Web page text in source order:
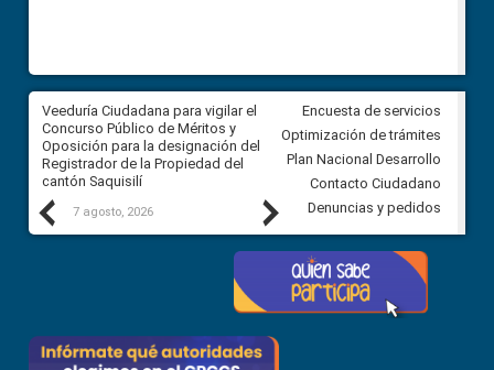
Previous
Veeduría Ciudadana para vigilar el
Concurso Público de Méritos y
Oposición para la designación del
Registrador de la Propiedad del
cantón Saquisilí
7 agosto, 2026
Veeduría Ciudadana para
construcción del asfaltado de
Ballenita del cantón Santa
7 agosto, 2026
Next
Encuesta de servicios
Optimización de trámites
Plan Nacional Desarrollo
Contacto Ciudadano
Denuncias y pedidos